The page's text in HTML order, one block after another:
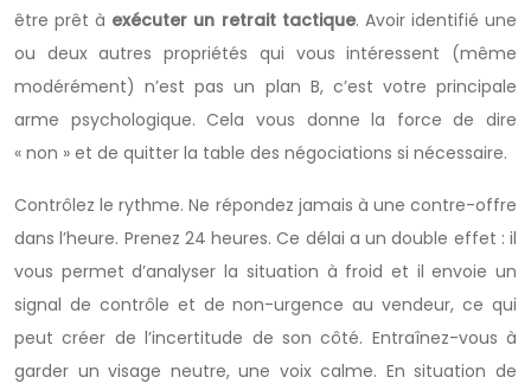
être prêt à exécuter un retrait tactique. Avoir identifié une
ou deux autres propriétés qui vous intéressent (même
modérément) n’est pas un plan B, c’est votre principale
arme psychologique. Cela vous donne la force de dire
« non » et de quitter la table des négociations si nécessaire.
Contrôlez le rythme. Ne répondez jamais à une contre-offre
dans l’heure. Prenez 24 heures. Ce délai a un double effet : il
vous permet d’analyser la situation à froid et il envoie un
signal de contrôle et de non-urgence au vendeur, ce qui
peut créer de l’incertitude de son côté. Entraînez-vous à
garder un visage neutre, une voix calme. En situation de